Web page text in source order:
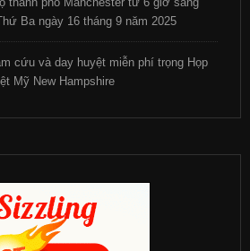
Ba ngày 16 tháng 9 năm 2025
cứu và day huyệt miễn phí trọng Họp
Mỹ New Hampshire